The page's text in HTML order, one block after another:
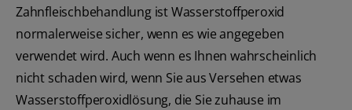
Zahnfleischbehandlung ist Wasserstoffperoxid
normalerweise sicher, wenn es wie angegeben
verwendet wird. Auch wenn es Ihnen wahrscheinlich
nicht schaden wird, wenn Sie aus Versehen etwas
Wasserstoffperoxidlösung, die Sie zuhause im